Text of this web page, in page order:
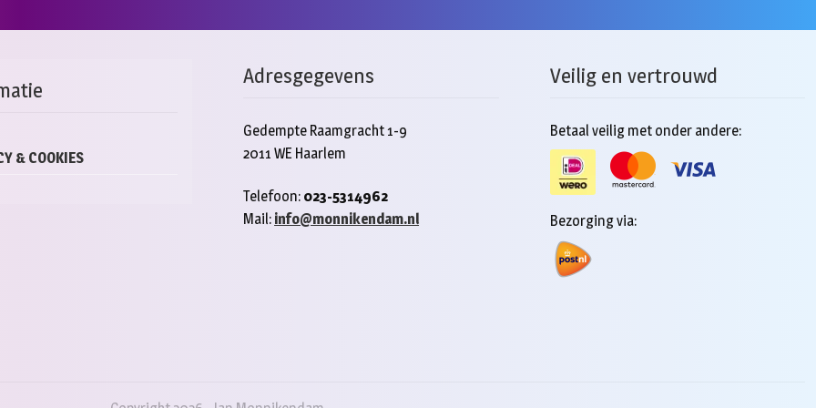
& COOKIES
Adresgegevens
Gedempte Raamgracht 1-9
2011 WE Haarlem
Telefoon: 023-5314962
Mail: info@monnikendam.nl
Veilig en vertrouwd
Betaal veilig met onder andere:
Bezorging via: